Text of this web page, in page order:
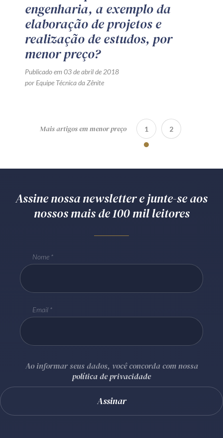
engenharia, a exemplo da
elaboração de projetos e
realização de estudos, por
menor preço?
Publicado em 03 de abril de 2018
por Equipe Técnica da Zênite
Mais artigos em menor preço 1 2
Assine nossa newsletter e junte-se aos
nossos mais de 100 mil leitores
Nome
Email
Ao informar seus dados, você concorda com nossa
política de privacidade